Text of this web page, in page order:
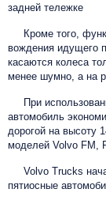
задней тележке
Кроме того,
вождения идущего
касаются колеса
менее шумно, а на
При
автомобиль
дорогой на высоту
моделей Volvo FM,
Volvo Trucks
пятиосные